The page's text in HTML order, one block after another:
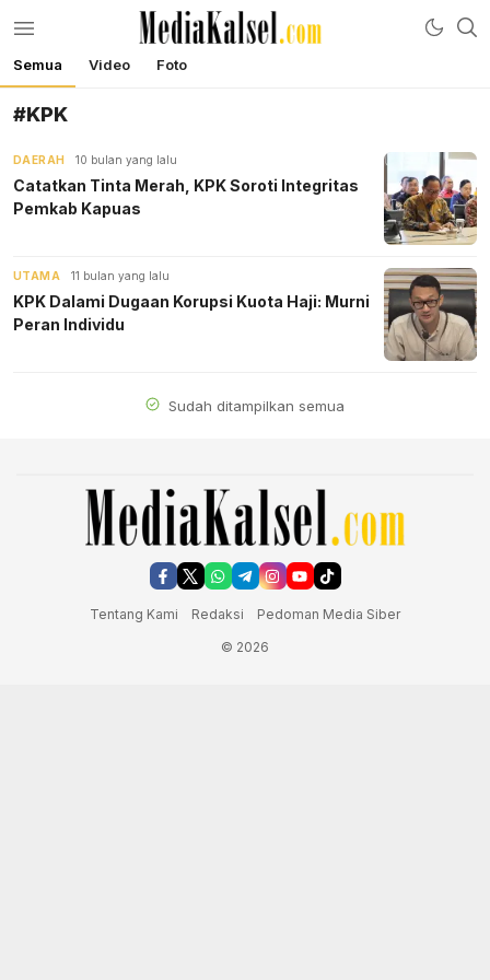
mediakalsel.com
Berita Update Banua
Semua Video Foto
#KPK
DAERAH 10 bulan yang lalu
Catatkan Tinta Merah, KPK Soroti Integritas
Pemkab Kapuas
UTAMA 11 bulan yang lalu
KPK Dalami Dugaan Korupsi Kuota Haji: Murni
Peran Individu
Sudah ditampilkan semua
Tentang Kami Redaksi
Pedoman Media Siber
© 2026